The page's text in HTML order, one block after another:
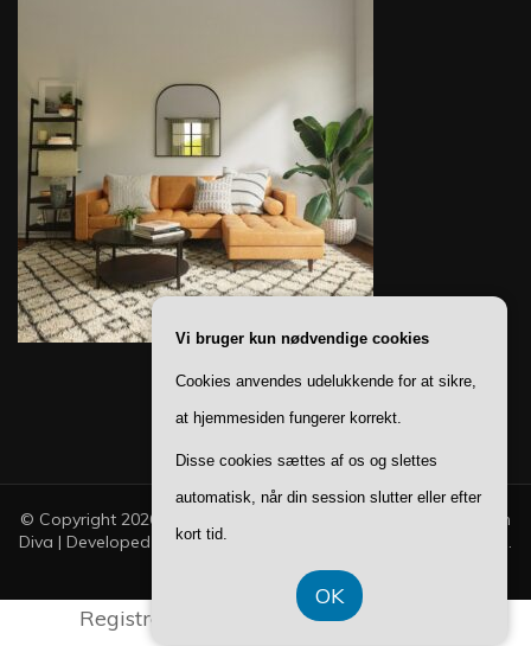
© Copyright 2026
Fashion
Diva | Developed ByBlossom Themes
.
Registreringsnummer DK 374 077 39
Vi bruger kun nødvendige cookies
Cookies anvendes udelukkende for at sikre,
at hjemmesiden fungerer korrekt.
Disse cookies sættes af os og slettes
automatisk, når din session slutter eller efter
kort tid.
OK